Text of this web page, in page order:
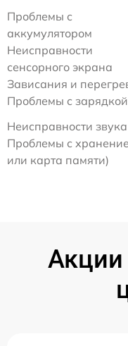
Проблемы с
аккумулятором
Неисправности
сенсорного экрана
Зависания и
Проблемы с зарядкой
Неисправности звука
Проблемы с
или карта памяти)
Акции